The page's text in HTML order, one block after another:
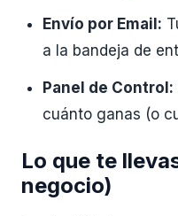
Envío por Email:
a la bandeja de
Panel de Control:
cuánto ganas (o
Lo que te
negocio)